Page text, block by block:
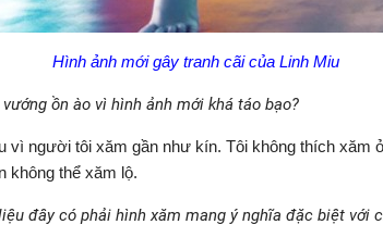
Hình ảnh mới gây tranh cãi của Linh Miu
ồn ào vì hình ảnh mới khá táo bạo?
vì người tôi xăm gần như kín. Tôi không thích xăm
không thể xăm lộ.
đây có phải hình xăm mang ý nghĩa đặc biệt với